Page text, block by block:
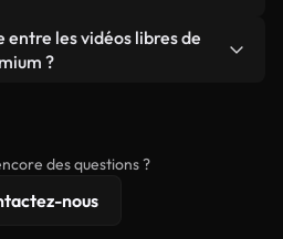
des images nettes et
découper, recadrer ou
vous simplement que
les vidéos libres de
?
de licence
des questions ?
nous